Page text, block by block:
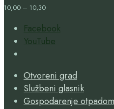
10,00 – 10,30
Facebook
YouTube
Window
Otvoreni grad
Službeni glasnik
Gospodarenje otpadom